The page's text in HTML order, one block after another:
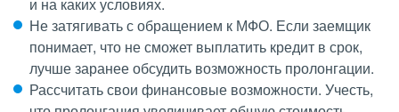
Не затягивать с обращением к МФО. Если заемщик
понимает, что не сможет выплатить кредит в срок,
лучше заранее обсудить возможность пролонгации.
Рассчитать свои финансовые возможности. Учесть,